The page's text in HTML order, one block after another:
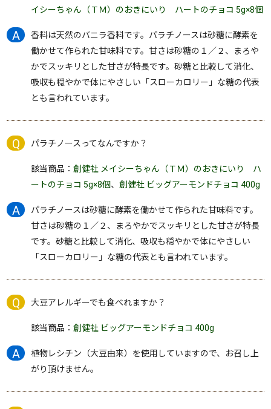
イシーちゃん（ＴＭ）のおきにいり ハートのチョコ 5g×8個
香料は天然のバニラ香料です。パラチノースは砂糖に酵素を
働かせて作られた甘味料です。甘さは砂糖の１／２、まろや
かでスッキリとした甘さが特長です。砂糖と比較して消化、
吸収も穏やかで体にやさしい「スローカロリー」な糖の代表
とも言われています。
パラチノースってなんですか？
該当商品：創健社 メイシーちゃん（ＴＭ）のおきにいり ハ
ートのチョコ 5g×8個、創健社 ビッグアーモンドチョコ 400g
パラチノースは砂糖に酵素を働かせて作られた甘味料です。
甘さは砂糖の１／２、まろやかでスッキリとした甘さが特長
です。砂糖と比較して消化、吸収も穏やかで体にやさしい
「スローカロリー」な糖の代表とも言われています。
大豆アレルギーでも食べれますか？
該当商品：創健社 ビッグアーモンドチョコ 400g
植物レシチン（大豆由来）を使用していますので、お召し上
がり頂けません。